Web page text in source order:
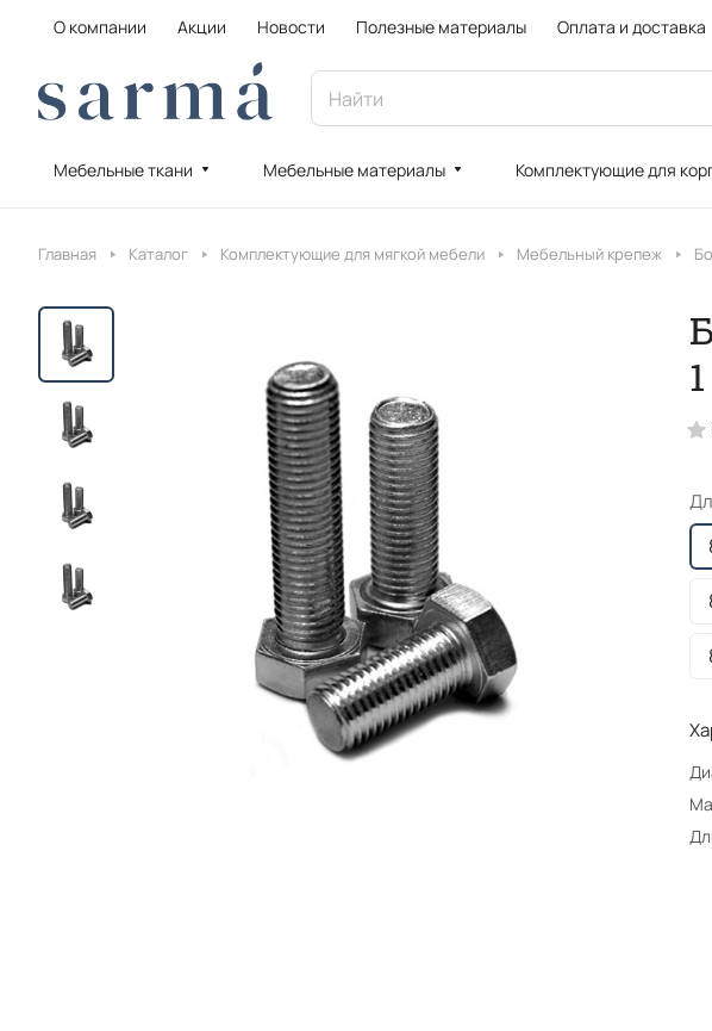
О компании Акции Новости Полезные материалы Оплата и доставка
Мебельные ткани Мебельные материалы Комплектующие для
Главная Каталог Комплектующие для мягкой мебели Мебельный крепеж